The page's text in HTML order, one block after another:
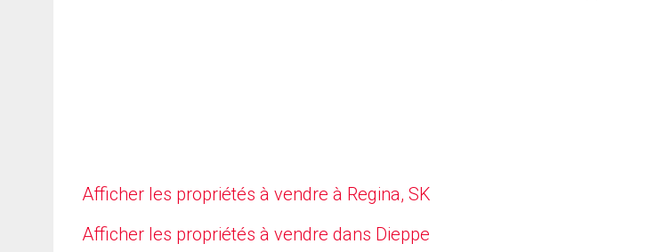
Afficher les propriétés à vendre à Regina, SK
Afficher les propriétés à vendre dans Dieppe